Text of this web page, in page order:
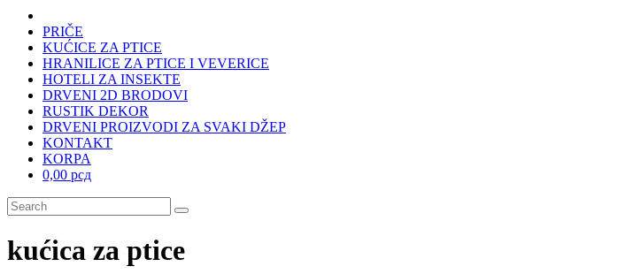
PRIČE
KUĆICE ZA PTICE
HRANILICE ZA PTICE I VEVERICE
HOTELI ZA INSEKTE
DRVENI 2D BRODOVI
RUSTIK DEKOR
DRVENI PROIZVODI ZA SVAKI DŽEP
KONTAKT
KORPA
0,00 рсд
kućica za ptice